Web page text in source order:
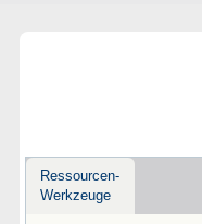
Ressourcen-
Werkzeuge